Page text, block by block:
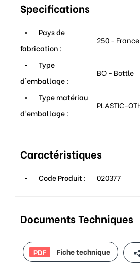
Specifications
Pays de
fabrication :
250 - France
Type
d'emballage :
BO - Bottle
Type matériau
d'emballage :
PLASTIC-
Caractéristiques
Code Produit : 020377
Documents Techniques
PDF Fiche technique